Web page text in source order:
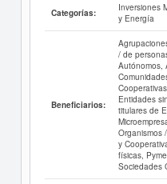
Categorías:
Inversiones
y Energía
Beneficiarios:
/ de
Autónomos,
Entidades
titulares de
Organismos
y
físicas,
Sociedades